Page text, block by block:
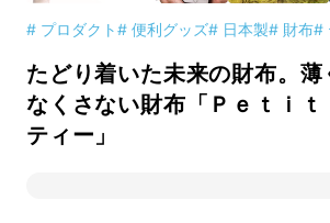
# プロダクト# 便利グッズ# 日本製# 財布#
たどり着いた未来の財布。薄
なくさない財布「Ｐｅｔｉ
ティー」